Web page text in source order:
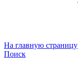
На главную страницу
Поиск